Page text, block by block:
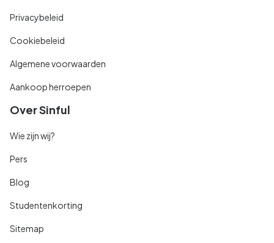
Privacybeleid
Cookiebeleid
Algemene voorwaarden
Aankoop herroepen
Over Sinful
Wie zijn wij?
Pers
Blog
Studentenkorting
Sitemap